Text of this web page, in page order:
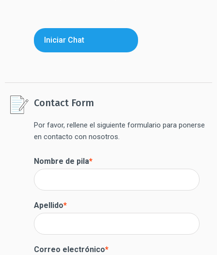
Iniciar Chat
Contact Form
Por favor, rellene el siguiente formulario para ponerse
en contacto con nosotros.
Nombre de pila*
Apellido*
Correo electrónico*